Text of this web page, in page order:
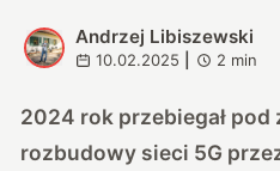
A
Andrzej Libiszewski
10.02.2025 2 min
2024 rok przebiegał
rozbudowy sieci 5G